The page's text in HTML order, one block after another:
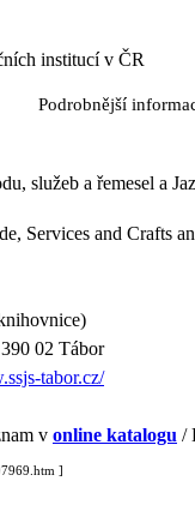
institucí v ČR
Podrobnější
služeb a řemesel a
Services and Crafts
02 Tábor
tabor.cz/
v online katalogu /
]